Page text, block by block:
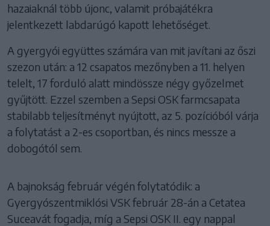
hazaiaknál több újonc, valamit próbajátékra
jelentkezett labdarúgó kapott lehetőséget.
A gyergyói együttes számára van mit javítani az őszi
szezon után: a 12 csapatos mezőnyben a 11. helyen
telelt, 17 forduló alatt mindössze négy győzelmet
gyűjtött. Ezzel szemben a Sepsi OSK farmcsapata
stabilabb teljesítményt nyújtott, az 5. pozícióból várja
a folytatást a 2-es csoportban, és nincs messze a
dobogótól sem.
A bajnokság február végén folytatódik: a
Gyergyószentmiklósi VSK február 28-án a Cetatea
Suceavát fogadja, míg a Sepsi OSK II. egy nappal